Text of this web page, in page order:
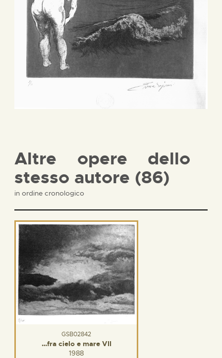
Altre opere dello
stesso autore (86)
in ordine cronologico
GSB02842
…fra cielo e mare VII
1988